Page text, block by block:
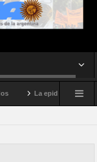
La epidemia de